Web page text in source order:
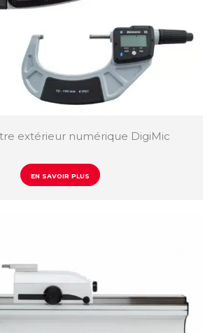
extérieur numérique DigiMic
EN SAVOIR PLUS